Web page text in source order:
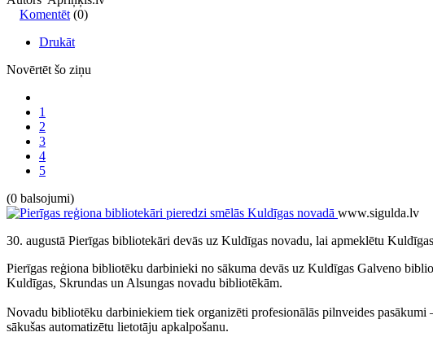
Komentēt (0)
Drukāt
Novērtēt šo ziņu
1
2
3
4
5
(0 balsojumi)
www.sigulda.lv
30. augustā Pierīgas bibliotekāri devās uz Kuldīgas novadu, lai apmeklētu
Pierīgas reģiona bibliotēku darbinieki no sākuma devās uz Kuldīgas Galveno
Kuldīgas, Skrundas un Alsungas novadu bibliotēkām.
Novadu bibliotēku darbiniekiem tiek organizēti profesionālās pilnveides pasākumi
sākušas automatizētu lietotāju apkalpošanu.